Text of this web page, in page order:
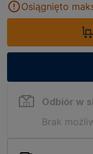
Osiągnięto
Odbiór w
Brak